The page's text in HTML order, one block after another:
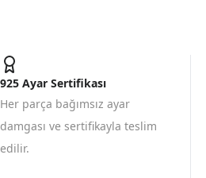
925 Ayar Sertifikası
Her parça bağımsız ayar
damgası ve sertifikayla teslim
edilir.